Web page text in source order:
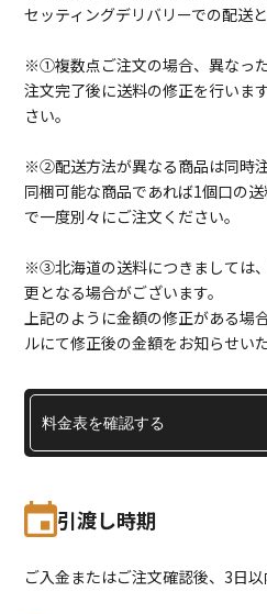
セッティングデリバリーでの配送と
※①複数点ご注文の場合、異なっ
注文完了後に送料の修正を行いま
さい。
※②配送方法が異なる商品は同時注
同梱可能な商品であれば1個口の
で一度別々にご注文ください。
※③北海道の送料につきましては
更となる場合がございます。
上記のように金額の修正がある場
ルにて修正後の金額をお知らせいた
料金表を確認する
引渡し時期
ご入金またはご注文確認後、3日以